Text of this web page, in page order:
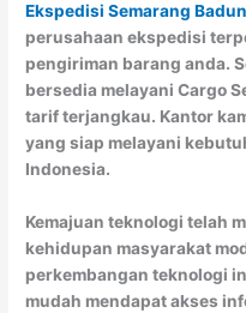
Ekspedisi Semarang
perusahaan ekspedisi
pengiriman barang anda.
bersedia melayani Cargo
tarif terjangkau. Kantor
yang siap melayani
Indonesia.
Kemajuan teknologi telah
kehidupan masyarakat
perkembangan teknologi
mudah mendapat akses